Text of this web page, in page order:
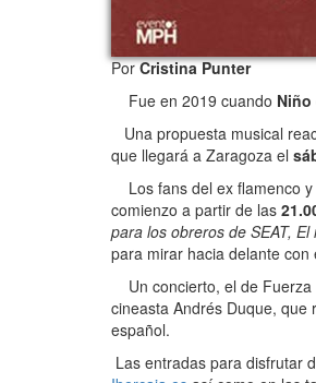
PorCristina Punter
Fue en 2019 cuando Niño
Una propuesta musical
que llegará a Zaragoza el
Los fans del ex flamenco
comienzo a partir de las
para los obreros de SEAT,
para mirar hacia delante con
Un concierto, el de
cineasta Andrés Duque, que
español.
Las entradas para disfrutar